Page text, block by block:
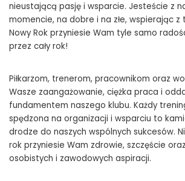
nieustającą pasję i wsparcie. Jesteście z
momencie, na dobre i na złe, wspierając z
Nowy Rok przyniesie Wam tyle samo
przez cały rok!
Piłkarzom, trenerom, pracownikom oraz
Wasze zaangażowanie, ciężka praca i
fundamentem naszego klubu. Każdy
spędzona na organizacji i wsparciu to
drodze do naszych wspólnych sukcesów.
rok przyniesie Wam zdrowie, szczęście
osobistych i zawodowych aspiracji.